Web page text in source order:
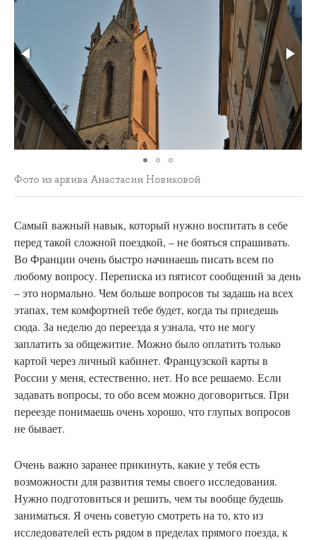
Фото из архива Анастасии Новиковой
Самый важный навык, который нужно воспитать в себе
перед такой сложной поездкой, – не бояться спрашивать.
Во Франции очень быстро начинаешь писать всем по
любому вопросу. Переписка из пятисот сообщений за день
– это нормально. Чем больше вопросов ты задашь на всех
этапах, тем комфортней тебе будет, когда ты приедешь
сюда. За неделю до переезда я узнала, что не могу
заплатить за общежитие. Можно было оплатить только
картой через личный кабинет. Французской карты в
России у меня, естественно, нет. Но все решаемо. Если
задавать вопросы, то обо всем можно договориться. При
переезде понимаешь очень хорошо, что глупых вопросов
не бывает.
Очень важно заранее прикинуть, какие у тебя есть
возможности для развития темы своего исследования.
Нужно подготовиться и решить, чем ты вообще будешь
заниматься. Я очень советую смотреть на то, кто из
исследователей есть рядом в пределах прямого поезда, к